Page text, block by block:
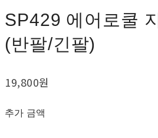
SP429 에어로쿨
(반팔/긴팔)
19,800원
추가 금액